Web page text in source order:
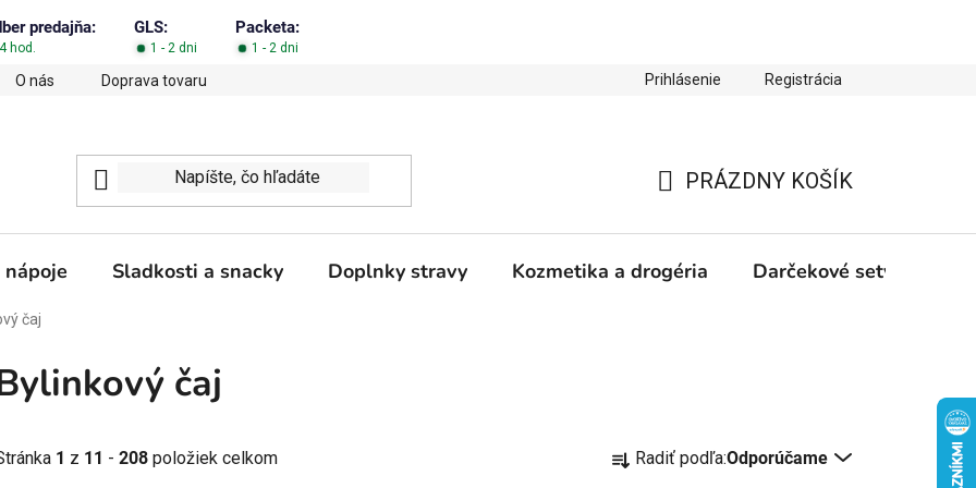
predajňa: GLS: Packeta:
hod. 1 - 2 dni 1 - 2 dni
O nás Doprava tovaru Podmienky ochrany osobných údajov Zľava 10 % na prvý nákup
Prihlásenie Registrácia
KOŠÍK
PRÁZDNY KOŠÍK
Sladkosti a snacky Doplnky stravy Kozmetika a drogéria Darčekové sety
čaj
čaj
1 z 11 - 208 položiek celkom
a Radiť podľa:Odporúčame